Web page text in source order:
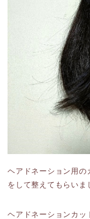
ヘアドネーション用の
をして整えてもらいま
ヘアドネーションカッ